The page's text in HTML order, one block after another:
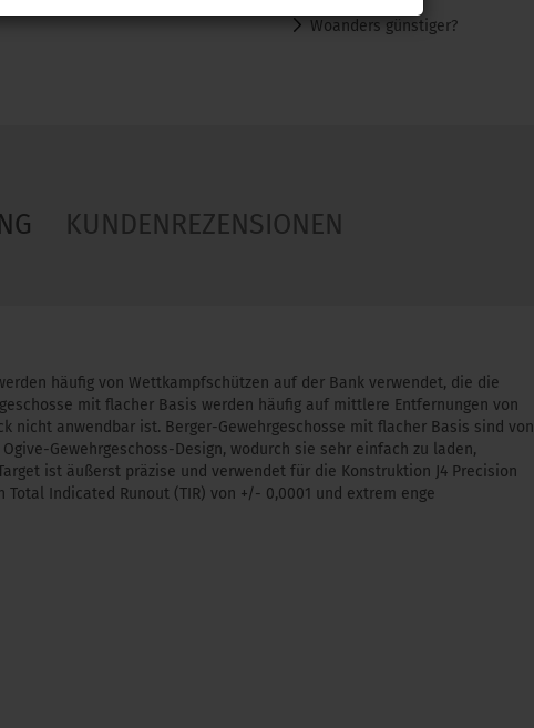
Woanders günstiger?
KUNDENREZENSIONEN
häufig von Wettkampfschützen auf der Bank verwendet, die die
mit flacher Basis werden häufig auf mittlere Entfernungen von
nicht anwendbar ist. Berger-Gewehrgeschosse mit flacher Basis sind von
Gewehrgeschoss-Design, wodurch sie sehr einfach zu laden,
ist äußerst präzise und verwendet für die Konstruktion J4 Precision
Indicated Runout (TIR) ​​von +/- 0,0001 und extrem enge